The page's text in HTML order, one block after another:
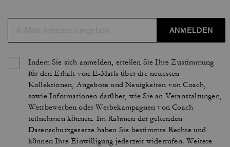
ANMELDEN
Indem Sie sich anmelden, erteilen Sie Ihre Zustimmung
für den Erhalt von E-Mails über die neuesten
Kollektionen, Angebote und Neuigkeiten von Coach,
sowie Informationen darüber, wie Sie an Veranstaltungen,
Wettbewerben oder Werbekampagnen von Coach
teilnehmen können. Im Rahmen der geltenden
Datenschutzgesetze haben Sie bestimmte Rechte und
können Ihre Einwilligung jederzeit widerrufen. Weitere